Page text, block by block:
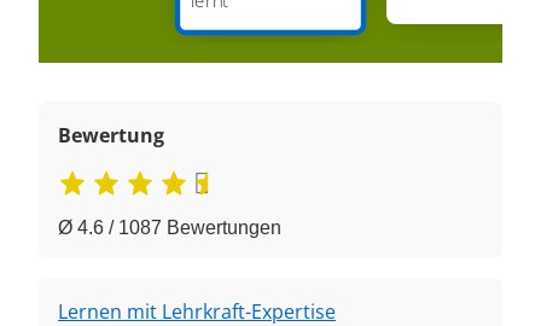
Bewertung
Ø 4.6 / 1087 Bewertungen
Lernen mit Lehrkraft-Expertise